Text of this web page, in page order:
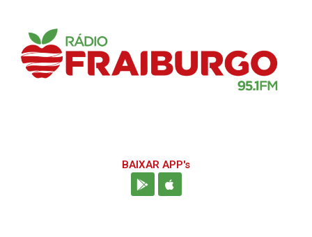
BAIXAR APP's